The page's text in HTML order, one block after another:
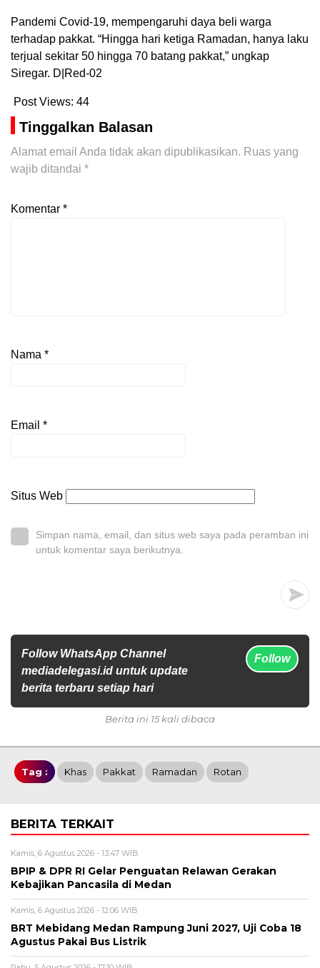
Pandemi Covid-19, mempengaruhi daya beli warga
terhadap pakkat. “Hingga hari ketiga Ramadan, hanya laku
terjual sekitar 50 hingga 70 batang pakkat,” ungkap
Siregar. D|Red-02
Post Views: 44
Tinggalkan Balasan
Alamat email Anda tidak akan dipublikasikan. Ruas yang
wajib ditandai *
Komentar *
Nama *
Email *
Situs Web
Simpan nama, email, dan situs web saya pada peramban ini
untuk komentar saya berikutnya.
Follow WhatsApp Channel
mediadelegasi.id untuk update
berita terbaru setiap hari
Follow
Berita ini 15 kali dibaca
Tag : Khas Pakkat Ramadan Rotan
BERITA TERKAIT
Kamis, 6 Agustus 2026 - 13:47 WIB
BPIP & DPR RI Gelar Penguatan Relawan Gerakan
Kebajikan Pancasila di Medan
Kamis, 6 Agustus 2026 - 12:06 WIB
BRT Mebidang Medan Rampung Juni 2027, Uji Coba 18
Agustus Pakai Bus Listrik